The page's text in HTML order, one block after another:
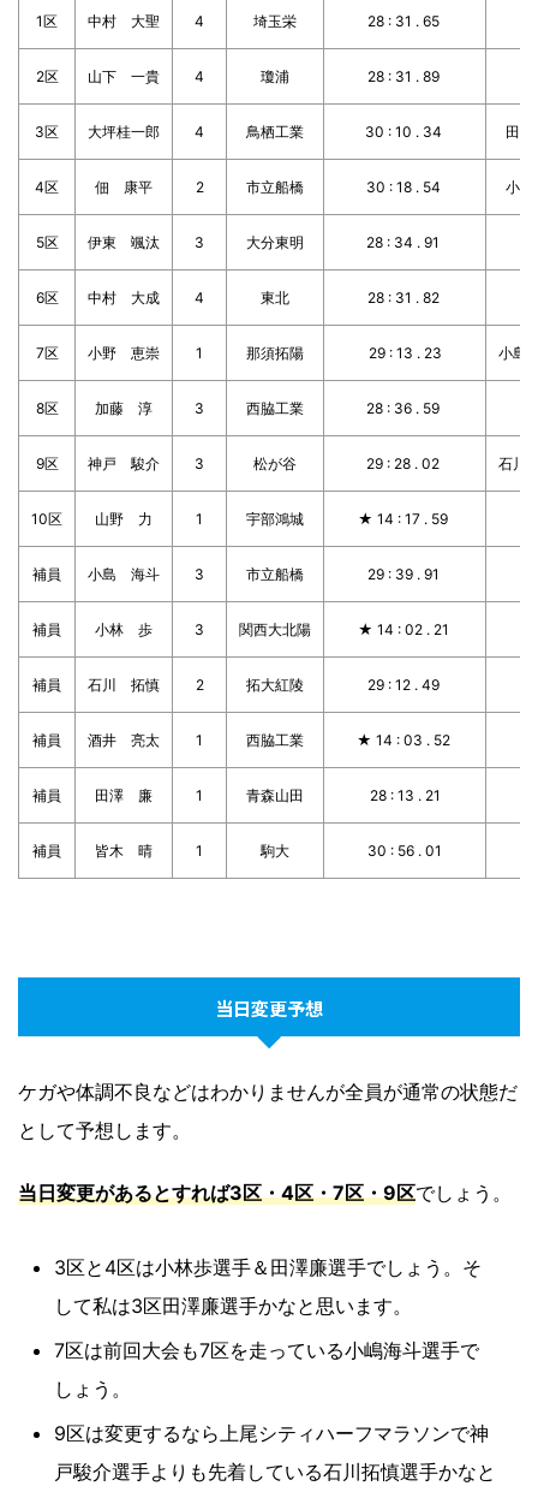
1区 中村 大聖 4 埼玉栄 28 : 31 . 65
2区 山下 一貴 4 瓊浦 28 : 31 . 89
3区 大坪桂一郎 4 鳥栖工業 30 : 10 . 34 田
4区 佃 康平 2 市立船橋 30 : 18 . 54 小
5区 伊東 颯汰 3 大分東明 28 : 34 . 91
6区 中村 大成 4 東北 28 : 31 . 82
7区 小野 恵崇 1 那須拓陽 29 : 13 . 23 小島
8区 加藤 淳 3 西脇工業 28 : 36 . 59
9区 神戸 駿介 3 松が谷 29 : 28 . 02 石川
10区 山野 力 1 宇部鴻城 ★ 14 : 17 . 59
補員 小島 海斗 3 市立船橋 29 : 39 . 91
補員 小林 歩 3 関西大北陽 ★ 14 : 02 . 21
補員 石川 拓慎 2 拓大紅陵 29 : 12 . 49
補員 酒井 亮太 1 西脇工業 ★ 14 : 03 . 52
補員 田澤 廉 1 青森山田 28 : 13 . 21
補員 皆木 晴 1 駒大 30 : 56 . 01
当日変更予想
ケガや体調不良などはわかりませんが全員が通常の状態だ
として予想します。
当日変更があるとすれば3区・4区・7区・9区でしょう。
3区と4区は小林歩選手＆田澤廉選手でしょう。そ
して私は3区田澤廉選手かなと思います。
7区は前回大会も7区を走っている小嶋海斗選手で
しょう。
9区は変更するなら上尾シティハーフマラソンで神
戸駿介選手よりも先着している石川拓慎選手かなと